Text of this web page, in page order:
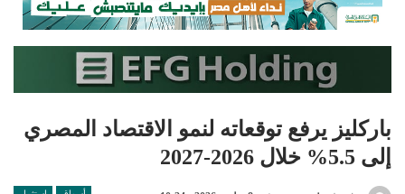
باركليز يرفع توقعاته لنمو الاقتصاد المصري
إلى 5.5% خلال 2026-2027